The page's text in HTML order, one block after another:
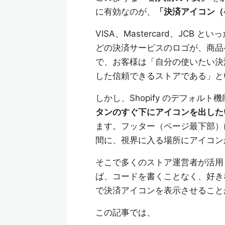
に有効なのが、
「決済アイコン
VISA、Mastercard、JCB とい
どの決済サービスのロゴが、商
で、お客様は「自分の使いたい
した信頼できるストアである」
しかし、Shopify のデフォルト
タンのすぐ下にアイコンを出し
ます。フッター（ページ最下部
間に、視界に入る場所にアイコ
そこで多くのストア運営者が活
ば、コードを書くことなく、好
で決済アイコンを表示させるこ
この記事では、